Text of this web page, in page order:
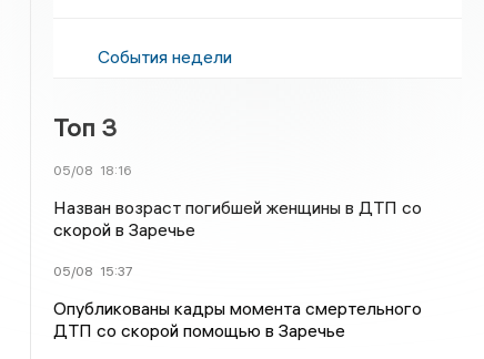
События недели
Топ 3
05/08 18:16
Назван возраст погибшей женщины в ДТП со
скорой в Заречье
05/08 15:37
Опубликованы кадры момента смертельного
ДТП со скорой помощью в Заречье